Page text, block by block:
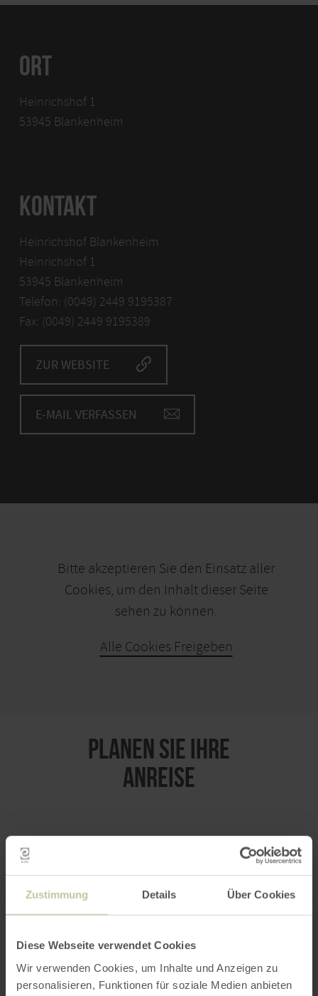
Zustimmung Details Über Cookies
Diese Webseite verwendet Cookies
Wir verwenden Cookies, um Inhalte und Anzeigen zu
personalisieren, Funktionen für soziale Medien anbieten
ORT
Heinrichshof 1
53945 Blankenheim
KONTAKT
Heinrichshof Blankenheim
Heinrichshof 1
53945 Blankenheim
Telefon: (0049) 2449 9195387
Fax: (0049) 2449 9195389
ZUR WEBSITE
E-MAIL VERFASSEN
Bitte akzeptieren Sie den Einsatz aller
Cookies, um den Inhalt dieser Seite
sehen zu können.
Alle Cookies Freigeben
PLANEN SIE IHRE
ANREISE
Anfahrt von: